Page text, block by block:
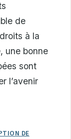
de
à la
une bonne
sont
l’avenir
DE